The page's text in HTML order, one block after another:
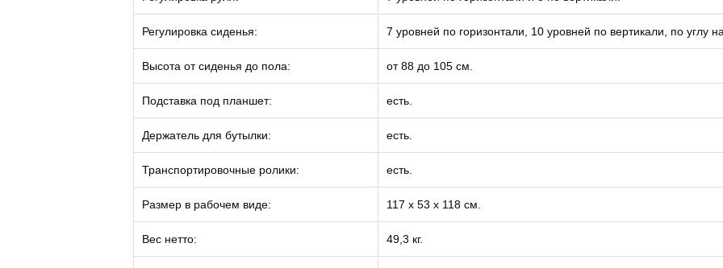
Регулировка сиденья: 7 уровней по горизонтали, 10 уровней по вертикали, по углу
Высота от сиденья до пола: от 88 до 105 см.
Подставка под планшет: есть.
Держатель для бутылки: есть.
Транспортировочные ролики: есть.
Размер в рабочем виде: 117 х 53 х 118 см.
Вес нетто: 49,3 кг.